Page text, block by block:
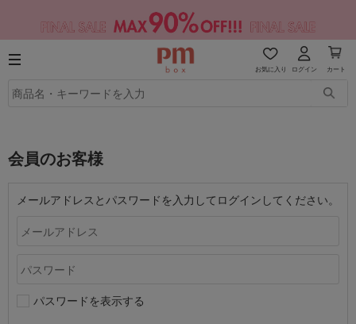
お気に入り ログイン カート
会員のお客様
メールアドレスとパスワードを入力してログインしてください。
パスワードを表示する